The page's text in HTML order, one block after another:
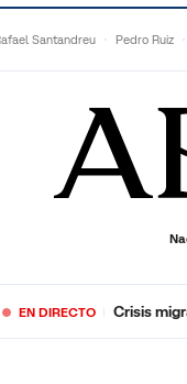
Santandreu Pedro Ruiz
DEPORTES SOCIEDAD
EN DIRECTO Crisis